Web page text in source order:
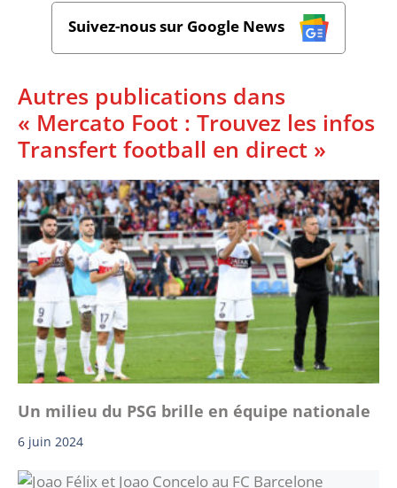
Suivez-nous sur Google News
Autres publications dans
« Mercato Foot : Trouvez les infos
Transfert football en direct »
Un milieu du PSG brille en équipe nationale
6 juin 2024